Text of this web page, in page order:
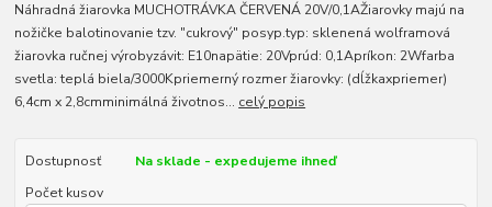
Náhradná žiarovka MUCHOTRÁVKA ČERVENÁ 20V/0,1AŽiarovky majú na
nožičke balotinovanie tzv. "cukrový" posyp.typ: sklenená wolframová
žiarovka ručnej výrobyzávit: E10napätie: 20Vprúd: 0,1Apríkon: 2Wfarba
svetla: teplá biela/3000Kpriemerný rozmer žiarovky: (dĺžkaxpriemer)
6,4cm x 2,8cmminimálná životnos... celý popis
Dostupnosť
Na sklade - expedujeme ihneď
Počet kusov